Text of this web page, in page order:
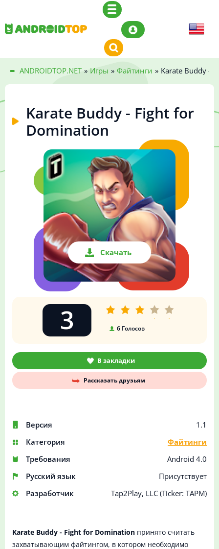
ANDROIDTOP.NET » Игры » Файтинги » Karate Buddy -
Karate Buddy - Fight for
Domination
Скачать
Версия
1.1
Категория
Файтинги
Требования
Android 4.0
Русский язык
Присутствует
Разработчик
Tap2Play, LLC (Ticker: TAPM)
3 6Голосов
В закладки
Рассказать друзьям
Karate Buddy - Fight for Domination принято считать
захватывающим файтингом, в котором необходимо